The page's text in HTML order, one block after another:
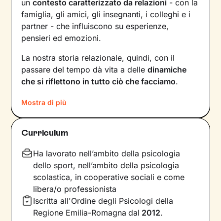
uncontesto caratterizzato da relazioni - con la
famiglia, gli amici, gli insegnanti, i colleghi e i
partner - che influiscono su esperienze,
pensieri ed emozioni.
La nostra storia relazionale, quindi, con il
passare del tempo dà vita a delledinamiche
che si riflettono in tutto ciò che facciamo.
passo necessario per poter dare nuovi
significati a ciò che viviamo ogni giorno.
Proprio su questo ci concentreremo durante i
nostri incontri: in un clima di ascolto e
accoglienza, potrai condividere ciò che provi in
completa libertà. Ripercorreremo la tua storia e
ti aiuterò a riflettere su diversi aspetti della tua
vita, per far emergere i tuoi bisogni
più
profondi. Individueremo le
risorse interne
Mostra di più
Curriculum
Ha lavorato nell’ambito della psicologia
dello sport, nell’ambito della psicologia
scolastica, in cooperative sociali e come
libera/o professionista
Iscritta all'Ordine degli Psicologi della
Regione Emilia-Romagna dal 2012.